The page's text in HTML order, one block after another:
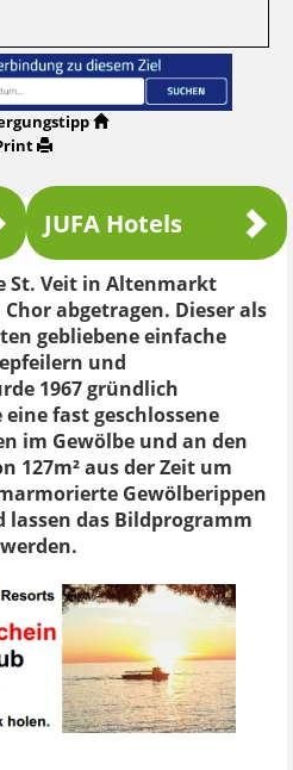
JUFA Hotels
St. Veit in Altenmarkt
abgetragen. Dieser als
gebliebene einfache
und
1967 gründlich
fast geschlossene
im Gewölbe und an den
127m² aus der Zeit um
Gewölberippen
lassen das Bildprogramm